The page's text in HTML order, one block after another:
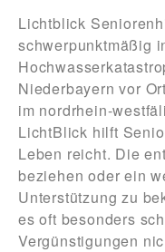
Lichtblick
schwerpunktmäßig
Niederbayern vor
im nordrhein-
LichtBlick hilft
Leben reicht. Die
beziehen oder ein
Unterstützung zu
es oft besonders
Vergünstigungen